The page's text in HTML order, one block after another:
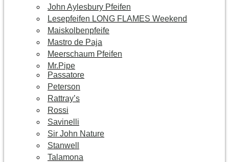
John Aylesbury Pfeifen
Lesepfeifen LONG FLAMES Weekend
Maiskolbenpfeife
Mastro de Paja
Meerschaum Pfeifen
Mr.Pipe
Passatore
Peterson
Rattray’s
Rossi
Savinelli
Sir John Nature
Stanwell
Talamona